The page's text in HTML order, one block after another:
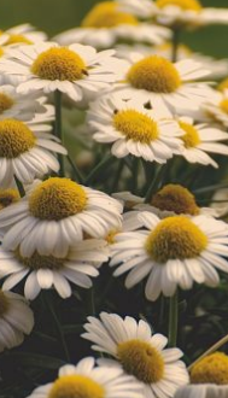
Ibu teruntuk
memperhatikan Aqidah
amalan yang lain?